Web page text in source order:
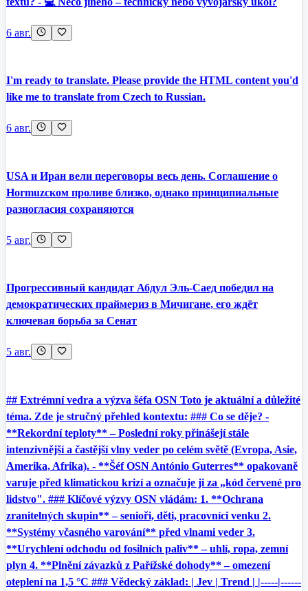
6 авг.
I'm ready to translate. Please provide the HTML content you'd
like me to translate from Czech to Russian.
6 авг.
USA и Иран вели переговоры весь день. Соглашение о
Hormuzском проливе близко, однако принципиальные
разногласия сохраняются
5 авг.
Прогрессивный кандидат Абдул Эль-Саед победил на
демократических праймериз в Мичигане, его ждёт
ключевая борьба за Сенат
5 авг.
## Extrémní vedra a výzva šéfa OSN Toto je aktuální a důležité
téma. Zde je stručný přehled kontextu: ### Co se děje? -
**Rekordní teploty** – Poslední roky přinášejí stále
intenzivnější a častější vlny veder po celém světě (Evropa, Asie,
Amerika, Afrika). - **Šéf OSN António Guterres** opakovaně
varuje před klimatickou krizí a označuje ji za „kód červené pro
lidstvo". ### Klíčové výzvy OSN vládám: 1. **Ochrana
zranitelných skupin** – senioři, děti, pracovníci venku 2.
**Systémy včasného varování** před vlnami veder 3.
**Urychlení odchodu od fosilních paliv** – uhlí, ropa, zemní
plyn 4. **Plnění závazků z Pařížské dohody** – omezení
oteplení na 1,5 °C ### Vědecký základ: | Jev | Trend | |-----|------